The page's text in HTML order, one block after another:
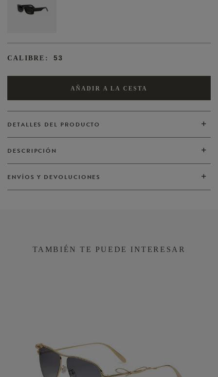
VER TODOS
CALIBRE: 53
AÑADIR A LA CESTA
DETALLES DEL PRODUCTO
DESCRIPCIÓN
ENVÍOS Y DEVOLUCIONES
TAMBIÉN TE PUEDE INTERESAR